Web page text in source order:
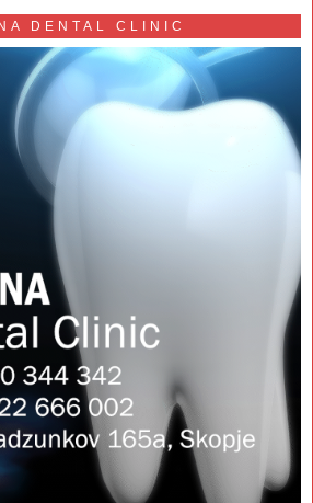
DENTAL CLINIC